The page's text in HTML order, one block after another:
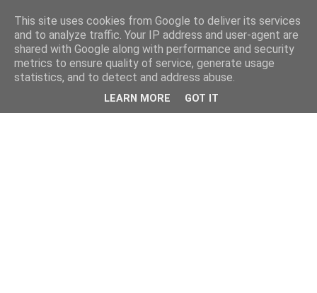
This site uses cookies from Google to deliver its services
and to analyze traffic. Your IP address and user-agent are
shared with Google along with performance and security
metrics to ensure quality of service, generate usage
statistics, and to detect and address abuse.
LEARN MORE GOT IT